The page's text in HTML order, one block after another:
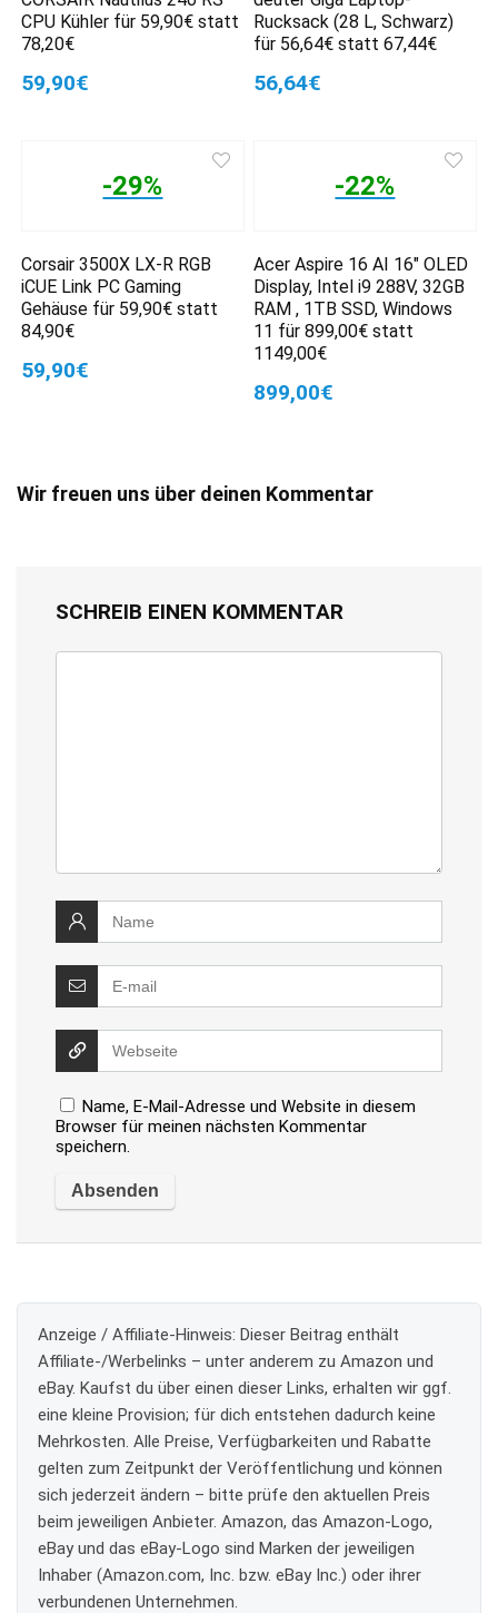
CPU Kühler für 59,90€ statt
78,20€
59,90€
Rucksack (28 L, Schwarz)
für 56,64€ statt 67,44€
56,64€
-29%
Corsair 3500X LX-R RGB
iCUE Link PC Gaming
Gehäuse für 59,90€ statt
84,90€
59,90€
-22%
Acer Aspire 16 AI 16″ OLED
Display, Intel i9 288V, 32GB
RAM , 1TB SSD, Windows
11 für 899,00€ statt
1149,00€
899,00€
Wir freuen uns über deinen Kommentar
SCHREIB EINEN KOMMENTAR
Name, E-Mail-Adresse und Website in diesem
Browser für meinen nächsten Kommentar
speichern.
Anzeige / Affiliate-Hinweis: Dieser Beitrag enthält
Affiliate-/Werbelinks – unter anderem zu Amazon und
eBay. Kaufst du über einen dieser Links, erhalten wir ggf.
eine kleine Provision; für dich entstehen dadurch keine
Mehrkosten. Alle Preise, Verfügbarkeiten und Rabatte
gelten zum Zeitpunkt der Veröffentlichung und können
sich jederzeit ändern – bitte prüfe den aktuellen Preis
beim jeweiligen Anbieter. Amazon, das Amazon-Logo,
eBay und das eBay-Logo sind Marken der jeweiligen
Inhaber (Amazon.com, Inc. bzw. eBay Inc.) oder ihrer
verbundenen Unternehmen.